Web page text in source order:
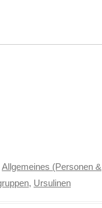
Allgemeines (Personen &
, Ursulinen